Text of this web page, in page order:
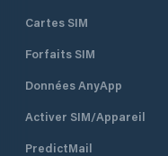
Cartes SIM
Forfaits SIM
Données AnyApp
Activer SIM/Appareil
PredictMail